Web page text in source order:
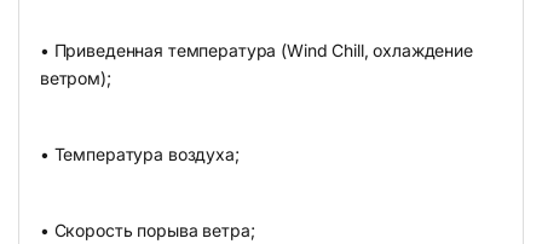
• Приведенная температура (Wind Chill, охлаждение
ветром);
• Температура воздуха;
• Cкорость порыва ветра;